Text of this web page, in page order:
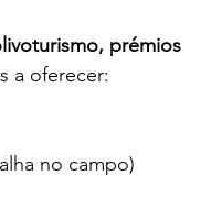
prémios
a oferecer:
no campo)